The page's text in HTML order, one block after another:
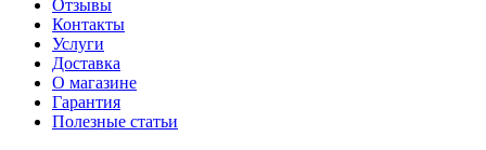
Отзывы
Контакты
Услуги
Доставка
О магазине
Гарантия
Полезные статьи